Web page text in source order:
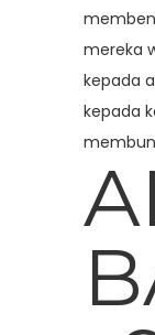
mereka
kepada
kepada